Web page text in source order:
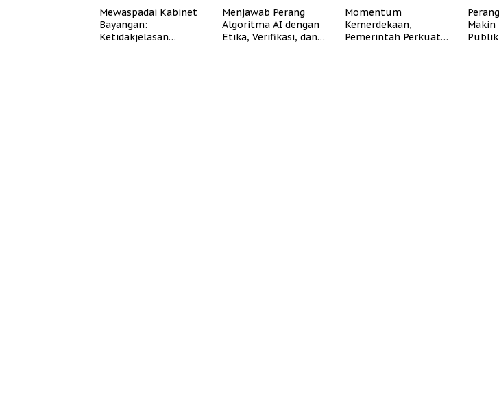
Mewaspadai Kabinet
Bayangan:
Ketidakjelasan
Menjawab Perang
Algoritma AI dengan
Etika, Verifikasi, dan
Momentum
Kemerdekaan,
Pemerintah Perkuat
Makin